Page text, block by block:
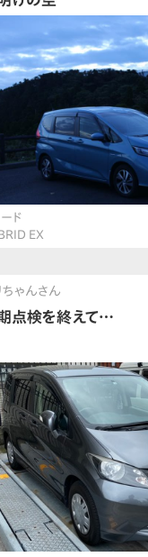
ド
EX
ちゃんさん
点検を終えて…